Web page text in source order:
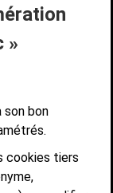
»
son bon
cookies tiers
PLAN DE SITE
DES COOKIES
Versailles